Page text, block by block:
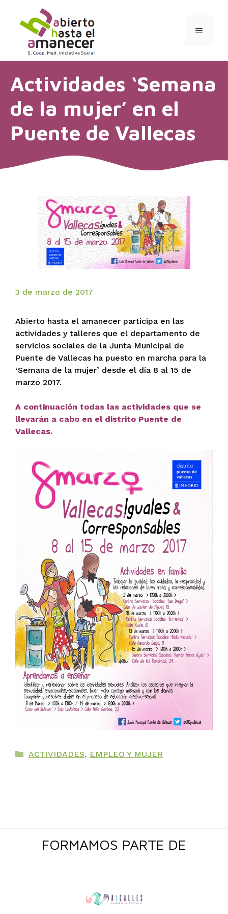
contenido
MENÚ
Actividades ‘Semana
de la mujer’ en el
Puente de Vallecas
3 de marzo de 2017
Abierto hasta el amanecer participa en las
actividades y talleres que el departamento de
servicios sociales de la Junta Municipal de
Puente de Vallecas ha puesto en marcha para la
‘Semana de la mujer’ desde el día 8 al 15 de
marzo 2017.
A continuación todas las actividades que se
llevarán a cabo en el distrito Puente de
Vallecas.
Categorías
ACTIVIDADES, EMPLEO Y MUJER
FORMAMOS PARTE DE